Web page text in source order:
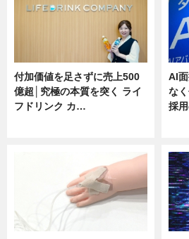
付加価値を足さずに売上500
億超│究極の本質を突く ライ
フドリンク カ…
AI
な
採